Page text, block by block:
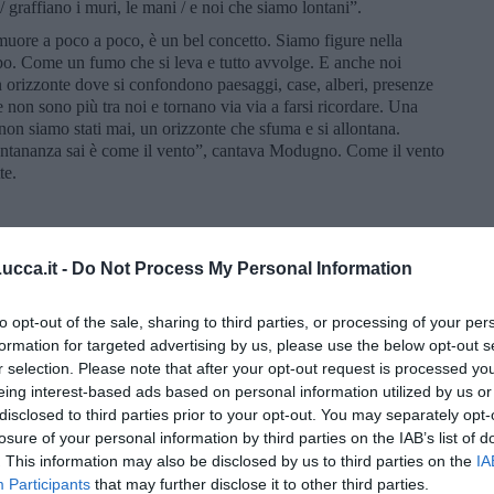
- Do Not Process My Personal Information
opt-out of the sale, sharing to third parties, or processing of your
for targeted advertising by us, please use the below opt-out
selection. Please note that after your opt-out request is processed
interest-based ads based on personal information utilized by us
to third parties prior to your opt-out. You may separately
of your personal information by third parties on the IAB’s list of
This information may also be disclosed by us to third parties on the
Participants that may further disclose it to other third parties.
graffiano i muri, le mani / e noi che siamo lontani”.
a poco a poco, è un bel concetto. Siamo figure nella
Come un fumo che si leva e tutto avvolge. E anche noi
dove si confondono paesaggi, case, alberi, presenze
sono più tra noi e tornano via via a farsi ricordare. Una
siamo stati mai, un orizzonte che sfuma e si allontana.
sai è come il vento”, cantava Modugno. Come il vento
sott''o cappiello annascunnute / mane 'int''a sacca e bávero
E 'a luna rossa mme parla 'e te / iolle domando si aspiette a
nun ce sta nisciuna”. Luna Rossa la cantava il Mago al Bar
sono dell’autore.